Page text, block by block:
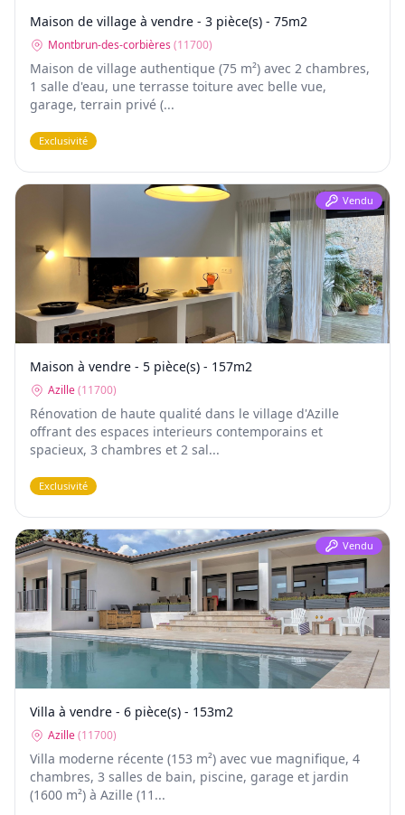
Maison de village à vendre - 3 pièce(s) - 75m2
Montbrun-des-corbières (11700)
Maison de village authentique (75 m²) avec 2 chambres,
1 salle d'eau, une terrasse toiture avec belle vue,
garage, terrain privé (...
Exclusivité
Vendu
Maison à vendre - 5 pièce(s) - 157m2
Azille(11700)
Rénovation de haute qualité dans le village d'Azille
offrant des espaces interieurs contemporains et
spacieux, 3 chambres et 2 sal...
Exclusivité
Vendu
Villa à vendre - 6 pièce(s) - 153m2
Azille(11700)
Villa moderne récente (153 m²) avec vue magnifique, 4
chambres, 3 salles de bain, piscine, garage et jardin
(1600 m²) à Azille (11...